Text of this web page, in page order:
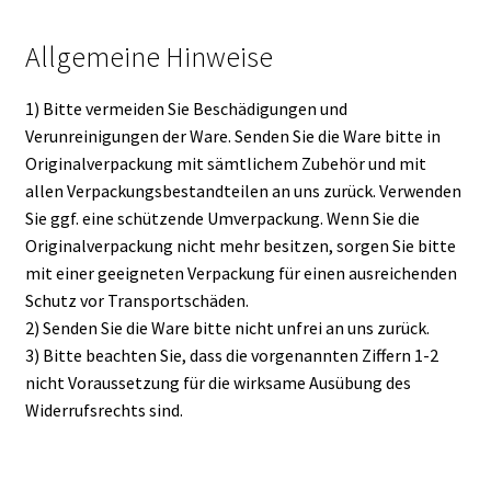
Allgemeine Hinweise
1) Bitte vermeiden Sie Beschädigungen und
Verunreinigungen der Ware. Senden Sie die Ware bitte in
Originalverpackung mit sämtlichem Zubehör und mit
allen Verpackungsbestandteilen an uns zurück. Verwenden
Sie ggf. eine schützende Umverpackung. Wenn Sie die
Originalverpackung nicht mehr besitzen, sorgen Sie bitte
mit einer geeigneten Verpackung für einen ausreichenden
Schutz vor Transportschäden.
2) Senden Sie die Ware bitte nicht unfrei an uns zurück.
3) Bitte beachten Sie, dass die vorgenannten Ziffern 1-2
nicht Voraussetzung für die wirksame Ausübung des
Widerrufsrechts sind.